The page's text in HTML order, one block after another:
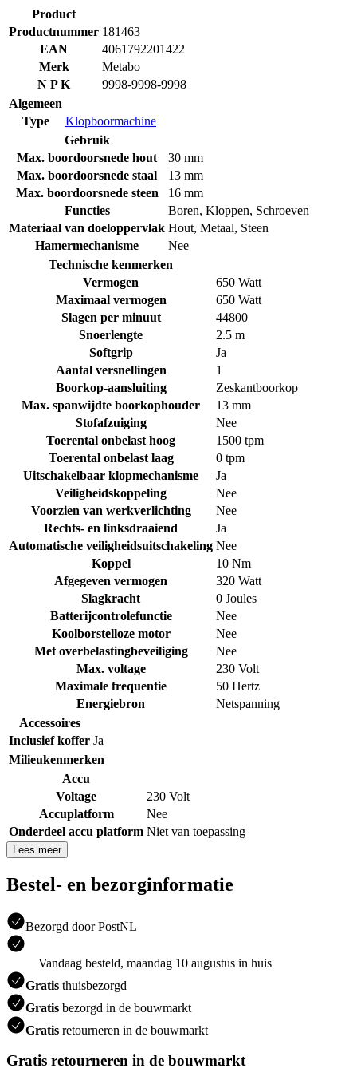
Product
Productnummer 181463
EAN
4061792201422
Merk
Metabo
N P K
9998-9998-9998
Algemeen
Type
Klopboormachine
Gebruik
Max. boordoorsnede hout
30 mm
Max. boordoorsnede staal
13 mm
Max. boordoorsnede steen
16 mm
Functies
Boren, Kloppen, Schroeven
Materiaal van doeloppervlak Hout, Metaal, Steen
Hamermechanisme
Nee
Technische kenmerken
Vermogen
650 Watt
Maximaal vermogen
650 Watt
Slagen per minuut
44800
Snoerlengte
2.5 m
Softgrip
Ja
Aantal versnellingen
1
Boorkop-aansluiting
Zeskantboorkop
Max. spanwijdte boorkophouder
13 mm
Stofafzuiging
Nee
Toerental onbelast hoog
1500 tpm
Toerental onbelast laag
0 tpm
Uitschakelbaar klopmechanisme
Ja
Veiligheidskoppeling
Nee
Voorzien van werkverlichting
Nee
Rechts- en linksdraaiend
Ja
Automatische veiligheidsuitschakeling Nee
Koppel
10 Nm
Afgegeven vermogen
320 Watt
Slagkracht
0 Joules
Batterijcontrolefunctie
Nee
Koolborstelloze motor
Nee
Met overbelastingbeveiliging
Nee
Max. voltage
230 Volt
Maximale frequentie
50 Hertz
Energiebron
Netspanning
Accessoires
Inclusief koffer Ja
Milieukenmerken
Accu
Voltage
230 Volt
Accuplatform
Nee
Onderdeel accu platform Niet van toepassing
Lees meer
Bestel- en bezorginformatie
Bezorgd door PostNL
Vandaag besteld, maandag 10 augustus in huis
Gratis thuisbezorgd
Gratis bezorgd in de bouwmarkt
Gratis retourneren in de bouwmarkt
Gratis retourneren in de bouwmarkt